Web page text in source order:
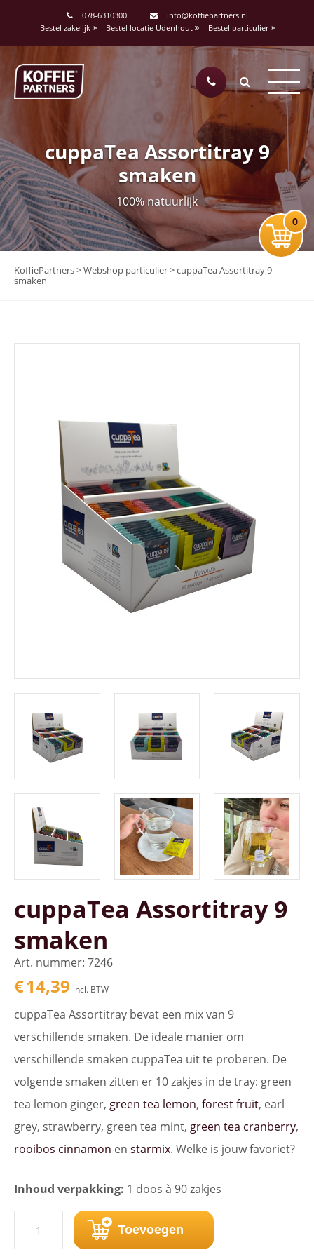
078-6310300
info@koffiepartners.nl
Bestel zakelijk
Bestel locatie Udenhout Bestel particulier
cuppaTea Assortitray 9
smaken
100% natuurlijk
0
KoffiePartners>Webshop particulier>cuppaTea Assortitray 9
smaken
cuppaTea Assortitray 9
smaken
Art. nummer: 7246
€14,39 incl. BTW
cuppaTea Assortitray bevat een mix van 9
verschillende smaken. De ideale manier om
verschillende smaken cuppaTea uit te proberen. De
volgende smaken zitten er 10 zakjes in de tray: green
tea lemon ginger, green tea lemon, forest fruit, earl
grey, strawberry, green tea mint, green tea cranberry,
rooibos cinnamon en starmix. Welke is jouw favoriet?
Inhoud verpakking: 1 doos à 90 zakjes
Assortitray
Toevoegen